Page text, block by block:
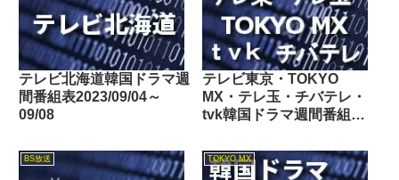
テレビ北海道韓国ドラマ週
間番組表2023/09/04～
09/08
テレビ東京・TOKYO
MX・テレ玉・チバテレ・
tvk韓国ドラマ週間番組表
BS放送 TOKYO MX